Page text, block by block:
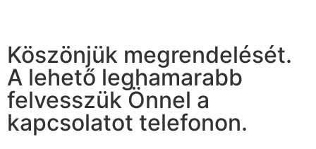
Köszönjük megrendelését.
A lehető leghamarabb
felvesszük Önnel a
kapcsolatot telefonon.